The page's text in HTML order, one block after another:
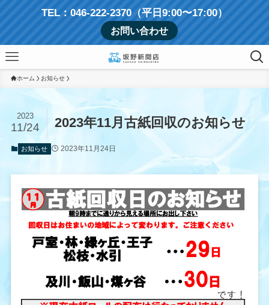
TEL：046-222-2370（平日9:00〜17:00）
お問い合わせ
ホーム お知らせ
2023年11月古紙回収のお知らせ
2023
11/24
お知らせ 2023年11月24日